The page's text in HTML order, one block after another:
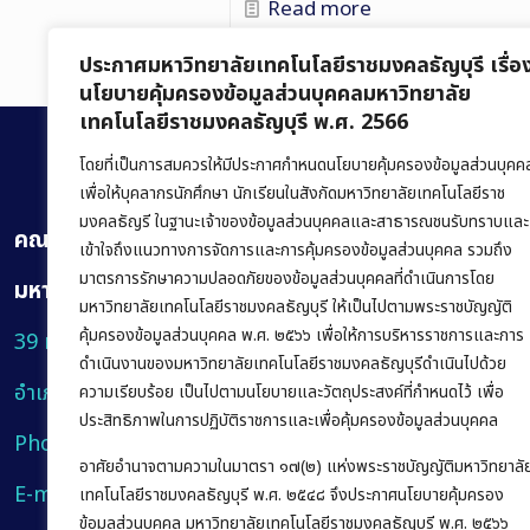
ประกาศมหาวิทยาลัยเทคโนโลยีราชมงคลธัญบุรี เรื่อ
นโยบายคุ้มครองข้อมูลส่วนบุคคลมหาวิทยาลัย
เทคโนโลยีราชมงคลธัญบุรี พ.ศ. 2566
โดยที่เป็นการสมควรให้มีประกาศกำหนดนโยบายคุ้มครองข้อมูลส่วนบุคค
เพื่อให้บุคลากรนักศึกษา นักเรียนในสังกัดมหาวิทยาลัยเทคโนโลยีราช
มงคลธัญรี ในฐานะเจ้าของข้อมูลส่วนบุคคลและสาธารณชนรับทราบและ
เข้าใจถึงแนวทางการจัดการและการคุ้มครองข้อมูลส่วนบุคคล รวมถึง
มาตรการรักษาความปลอดภัยของข้อมูลส่วนบุคคลที่ดำเนินการโดย
มหาวิทยาลัยเทคโนโลยีราชมงคลธัญบุรี ให้เป็นไปตามพระราชบัญญัติ
คุ้มครองข้อมูลส่วนบุคคล พ.ศ. ๒๕๖๖ เพื่อให้การบริหารราชการและการ
ดำเนินงานของมหาวิทยาลัยเทคโนโลยีราชมงคลธัญบุรีดำเนินไปด้วย
ความเรียบร้อย เป็นไปตามนโยบายและวัตถุประสงค์ที่กำหนดไว้ เพื่อ
ประสิทธิภาพในการปฏิบัติราชการและเพื่อคุ้มครองข้อมูลส่วนบุคคล
อาศัยอำนาจตามความในมาตรา ๑๗(๒) แห่งพระราชบัญญัติมหาวิทยาลั
เทคโนโลยีราชมงคลธัญบุรี พ.ศ. ๒๕๔๘ จึงประกาศนโยบายคุ้มครอง
ข้อมูลส่วนบุคคล มหาวิทยาลัยเทคโนโลยีราชมงคลธัญบุรี พ.ศ. ๒๕๖๖
Read more
คณะบริหารธุรกิจ
มหาวิทยาลัยเทคโนโลยีราชมงคลธัญบุรี
39 หมู่ 1 ถนนรังสิต-นครนายก ตำบลคลองหก
อำเภอคลองหลวง จังหวัดปทุมธานี 12120
Phone:
E-mail:bus@rmutt.ac.th